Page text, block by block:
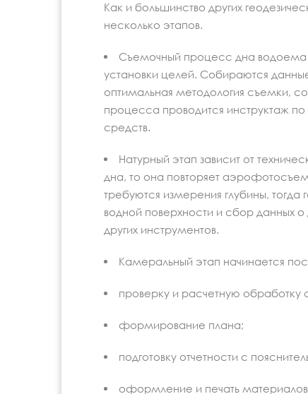
Как и большинство других
несколько этапов.
Съемочный процесс дна водоема
установки целей. Собираются
оптимальная методология съемки,
процесса проводится инструктаж
средств.
Натурный этап зависит от
дна, то она повторяет
требуются измерения глубины,
водной поверхности и сбор данных
других инструментов.
Камеральный этап начинается
проверку и расчетную обработку
формирование плана;
подготовку отчетности с
оформление и печать материалов